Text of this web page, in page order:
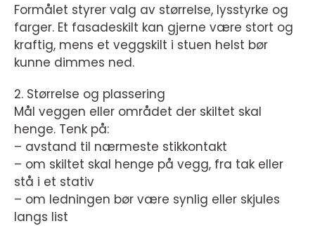
Formålet styrer valg av størrelse, lysstyrke og
farger. Et fasadeskilt kan gjerne være stort og
kraftig, mens et veggskilt i stuen helst bør
kunne dimmes ned.
2. Størrelse og plassering
Mål veggen eller området der skiltet skal
henge. Tenk på:
– avstand til nærmeste stikkontakt
– om skiltet skal henge på vegg, fra tak eller
stå i et stativ
– om ledningen bør være synlig eller skjules
langs list